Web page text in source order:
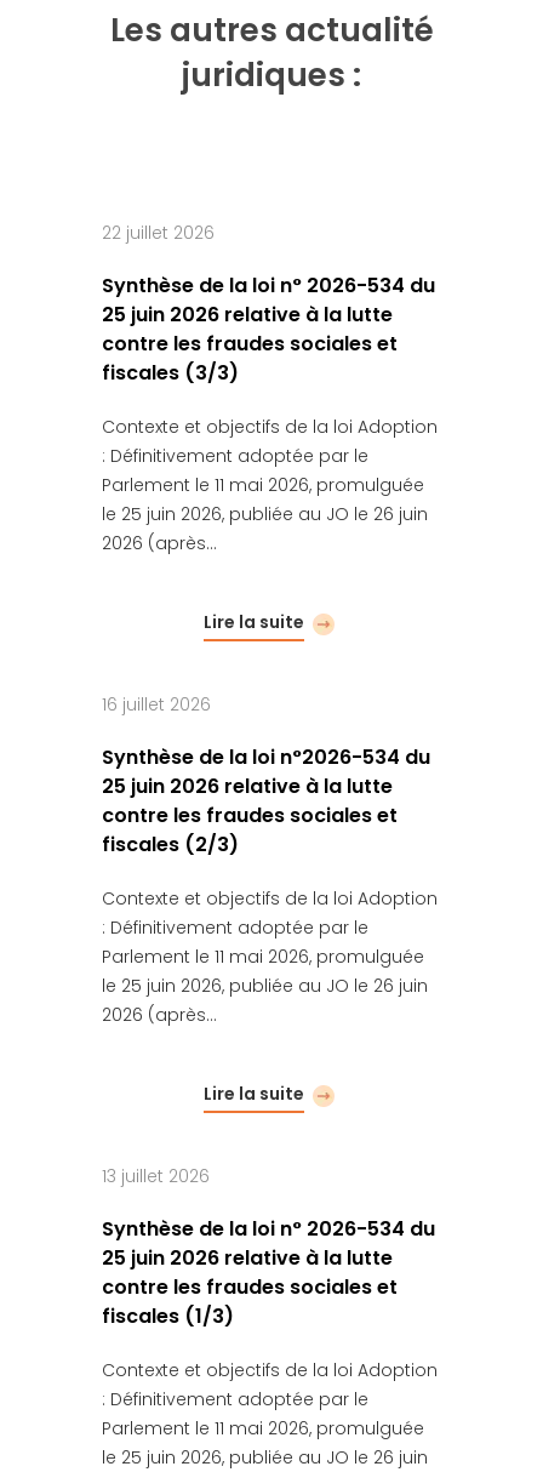
Les autres actualité
juridiques :
22 juillet 2026
Synthèse de la loi n° 2026-534 du
25 juin 2026 relative à la lutte
contre les fraudes sociales et
fiscales (3/3)
Contexte et objectifs de la loi Adoption
: Définitivement adoptée par le
Parlement le 11 mai 2026, promulguée
le 25 juin 2026, publiée au JO le 26 juin
2026 (après…
Lire la suite
16 juillet 2026
Synthèse de la loi n°2026-534 du
25 juin 2026 relative à la lutte
contre les fraudes sociales et
fiscales (2/3)
Contexte et objectifs de la loi Adoption
: Définitivement adoptée par le
Parlement le 11 mai 2026, promulguée
le 25 juin 2026, publiée au JO le 26 juin
2026 (après…
Lire la suite
13 juillet 2026
Synthèse de la loi n° 2026-534 du
25 juin 2026 relative à la lutte
contre les fraudes sociales et
fiscales (1/3)
Contexte et objectifs de la loi Adoption
: Définitivement adoptée par le
Parlement le 11 mai 2026, promulguée
le 25 juin 2026, publiée au JO le 26 juin